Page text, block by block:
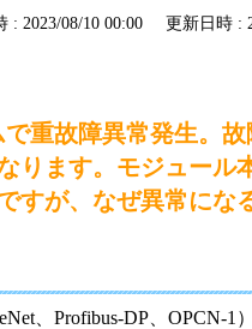
事業紹介
研究開発
電源機器
監視・診断システム
保守・保全
ソリューション
株式・債券情報
社会
キャリア採用情報
当ウェブサイトについ
: 2023/08/10 00:00 更新日時 :
重故障異常発生。
ります。モジュール
すが、なぜ異常にな
、Profibus-DP、OPCN-1